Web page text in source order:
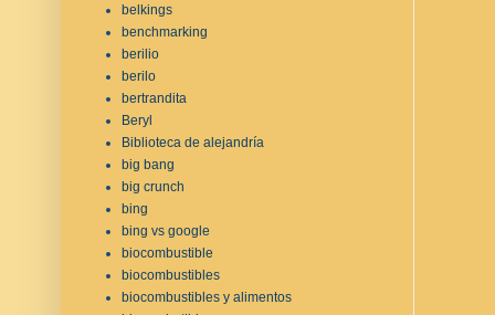
belkings
benchmarking
berilio
berilo
bertrandita
Beryl
Biblioteca de alejandría
big bang
big crunch
bing
bing vs google
biocombustible
biocombustibles
biocombustibles y alimentos